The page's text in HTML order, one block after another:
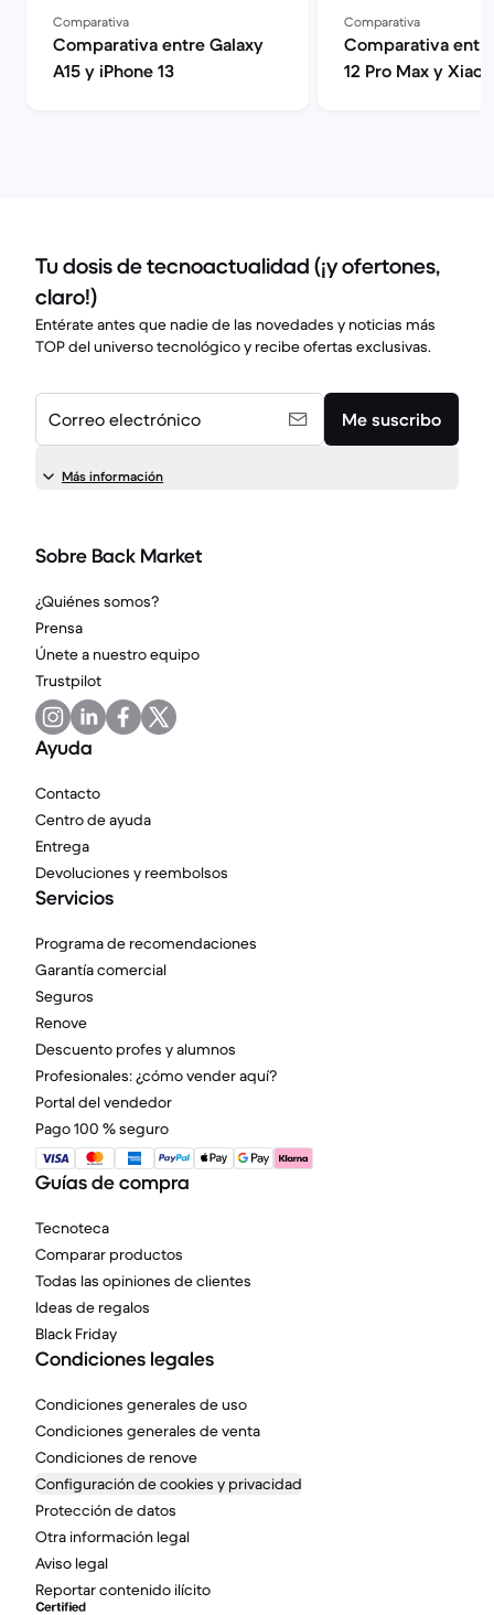
Comparativa
Comparativa entre Galaxy
A15 y iPhone 13
Comparativa
Comparativa
12 Pro Max y
Tu dosis de tecnoactualidad (¡y ofertones,
claro!)
Entérate antes que nadie de las novedades y noticias más
TOP del universo tecnológico y recibe ofertas exclusivas.
Correo electrónico Me suscribo
Más información
Sobre Back Market
¿Quiénes somos?
Prensa
Únete a nuestro equipo
Trustpilot
Ayuda
Contacto
Centro de ayuda
Entrega
Devoluciones y reembolsos
Servicios
Programa de recomendaciones
Garantía comercial
Seguros
Renove
Descuento profes y alumnos
Profesionales: ¿cómo vender aquí?
Portal del vendedor
Pago 100 % seguro
Guías de compra
Tecnoteca
Comparar productos
Todas las opiniones de clientes
Ideas de regalos
Black Friday
Condiciones legales
Condiciones generales de uso
Condiciones generales de venta
Condiciones de renove
Configuración de cookies y privacidad
Protección de datos
Otra información legal
Aviso legal
Reportar contenido ilícito